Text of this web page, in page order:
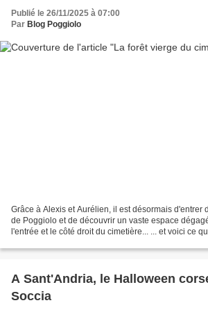
Publié le 26/11/2025 à 07:00
Par Blog Poggiolo
Grâce à Alexis et Aurélien, il est désormais d'entrer
de Poggiolo et de découvrir un vaste espace
l'entrée et le côté droit du cimetière... ... et voici ce qu'ils
A Sant'Andria, le Halloween
Soccia